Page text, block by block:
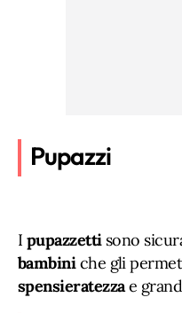
Pupazzi
I pupazzettisono
bambiniche gli
spensieratezzae